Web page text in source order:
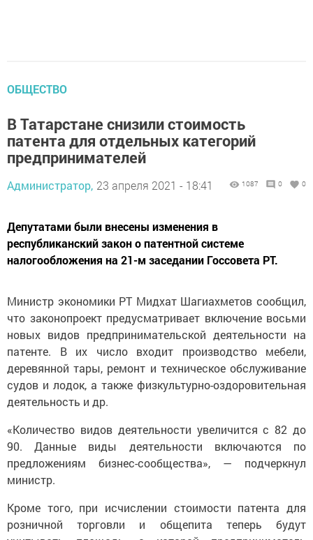
ОБЩЕСТВО
В Татарстане снизили стоимость
патента для отдельных категорий
предпринимателей
Администратор, 23 апреля 2021 - 18:41 1087 0 0
Депутатами были внесены изменения в
республиканский закон о патентной системе
налогообложения на 21-м заседании Госсовета РТ.
Министр экономики РТ Мидхат Шагиахметов сообщил,
что законопроект предусматривает включение восьми
новых видов предпринимательской деятельности на
патенте. В их число входит производство мебели,
деревянной тары, ремонт и техническое обслуживание
судов и лодок, а также физкультурно-оздоровительная
деятельность и др.
«Количество видов деятельности увеличится с 82 до
90. Данные виды деятельности включаются по
предложениям бизнес-сообщества», — подчеркнул
министр.
Кроме того, при исчислении стоимости патента для
розничной торговли и общепита теперь будут